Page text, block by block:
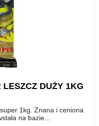
DUŻY 1KG
1kg. Znana i ceniona
na bazie